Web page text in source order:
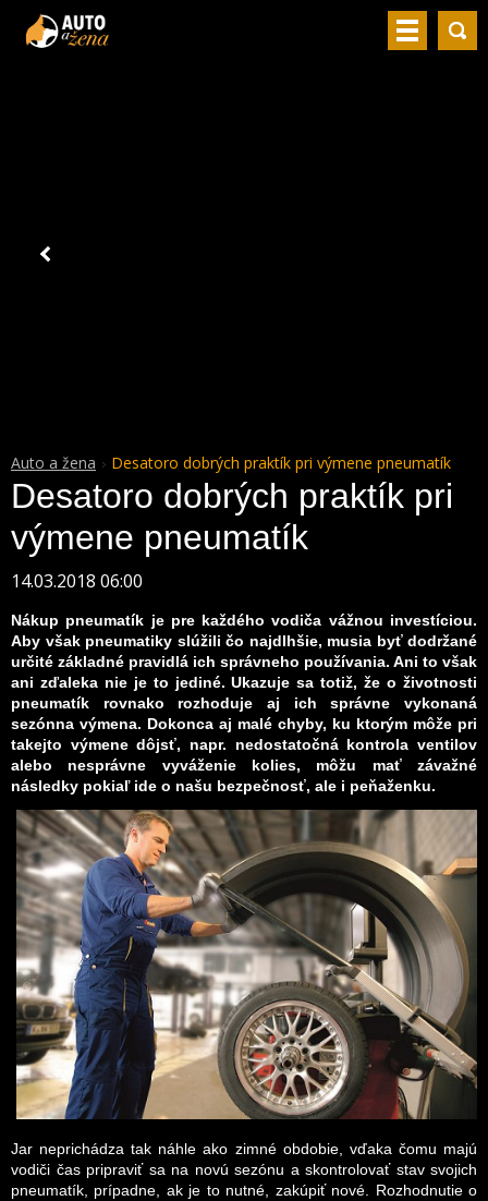
Auto a žena Desatoro dobrých praktík pri výmene pneumatík
Desatoro dobrých praktík pri
výmene pneumatík
14.03.2018 06:00
Nákup pneumatík je pre každého vodiča vážnou investíciou.
Aby však pneumatiky slúžili čo najdlhšie, musia byť dodržané
určité základné pravidlá ich správneho používania. Ani to však
ani zďaleka nie je to jediné. Ukazuje sa totiž, že o životnosti
pneumatík rovnako rozhoduje aj ich správne vykonaná
sezónna výmena. Dokonca aj malé chyby, ku ktorým môže pri
takejto výmene dôjsť, napr. nedostatočná kontrola ventilov
alebo nesprávne vyváženie kolies, môžu mať závažné
následky pokiaľ ide o našu bezpečnosť, ale i peňaženku.
Jar neprichádza tak náhle ako zimné obdobie, vďaka čomu majú
vodiči čas pripraviť sa na novú sezónu a skontrolovať stav svojich
pneumatík, prípadne, ak je to nutné, zakúpiť nové. Rozhodnutie o